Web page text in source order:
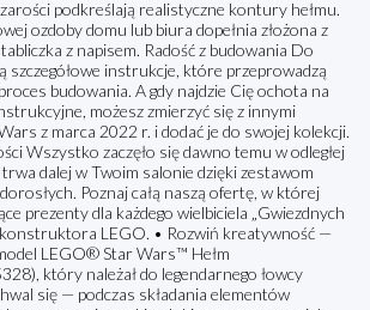
podkreślają realistyczne kontury hełmu.
ozdoby domu lub biura dopełnia złożona z
z napisem. Radość z budowania Do
szczegółowe instrukcje, które przeprowadzą
budowania. A gdy najdzie Cię ochota na
możesz zmierzyć się z innymi
z marca 2022 r. i dodać je do swojej kolekcji.
Wszystko zaczęło się dawno temu w odległej
trwa dalej w Twoim salonie dzięki zestawom
Poznaj całą naszą ofertę, w której
prezenty dla każdego wielbiciela „Gwiezdnych
LEGO. • Rozwiń kreatywność —
LEGO® Star Wars™ Hełm
który należał do legendarnego łowcy
się — podczas składania elementów